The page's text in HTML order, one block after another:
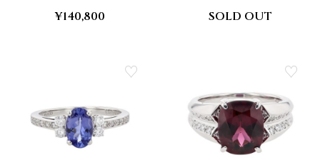
¥140,800 SOLD OUT